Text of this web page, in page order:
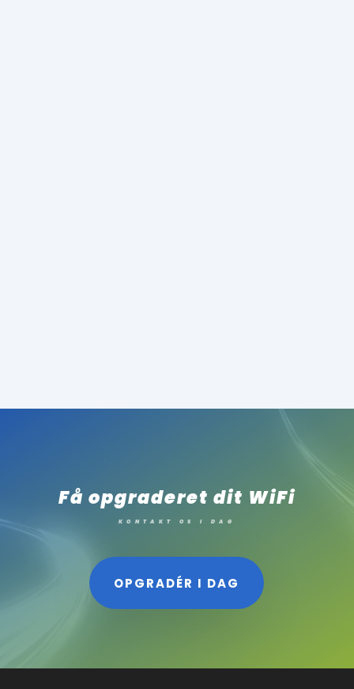
Få opgraderet dit WiFi
KONTAKT OS I DAG
OPGRADÉR I DAG